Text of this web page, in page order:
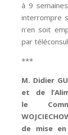
à 9
interrompre
n’en soit
par
***
M. Didier
et de
le
de mise